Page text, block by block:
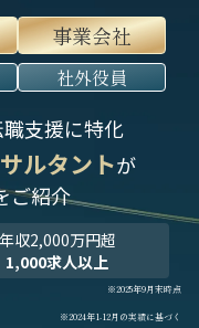
事業会社
社外役員
支援に特化
ルタントが
ご紹介
年収2,000万円超
1,000求人以上
※2025年9月末時点
※2024年1-12月の実績に基づく